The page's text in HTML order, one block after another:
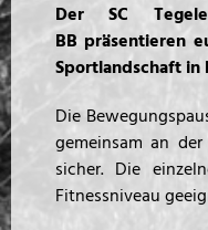
Der SC
BB präsentieren
Sportlandschaft
Die
gemeinsam an
sicher. Die
Fitnessniveau